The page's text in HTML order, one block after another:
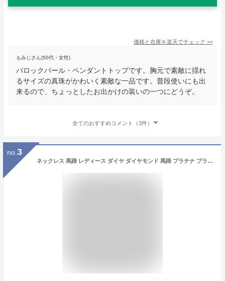
価格と在庫を楽天でチェック >>
もみじさん(50代・女性)
バロックパール・ペンダントトップです。胸元で素敵に揺れ
るサイズの真珠がかわいく素敵な一品です。普段使いにも出
来るので、ちょっとしたお出かけの装いの一つにどうぞ。
全てのおすすめコメント（3件）
no. 3
ネックレス 馬蹄 レディース ダイヤ ダイヤモンド 馬蹄 プラチナ プラチナダイヤ PT Pt. 0.1ct プレゼント 一粒ダイヤ 一粒 シンプル クリスマス ホワイトデー 新成人ギフト 母の日ギフト